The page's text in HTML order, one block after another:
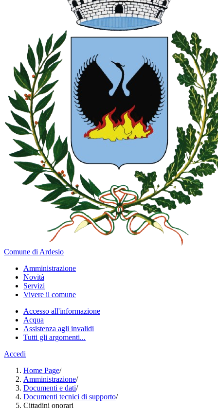
Comune di Ardesio
Amministrazione
Novità
Servizi
Vivere il comune
Accesso all'informazione
Acqua
Assistenza agli invalidi
Tutti gli argomenti...
Accedi
Home Page/
Amministrazione/
Documenti e dati/
Documenti tecnici di supporto/
Cittadini onorari